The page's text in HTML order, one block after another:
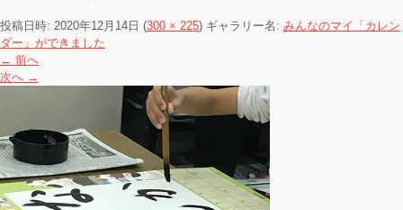
投稿日時: 2020年12月14日 (300 × 225) ギャラリー名: みんなのマイ「カレン
ダー」ができました
← 前へ
次へ →